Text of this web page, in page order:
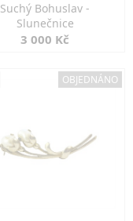
Suchý Bohuslav -
Slunečnice
3 000 Kč
OBJEDNÁNO